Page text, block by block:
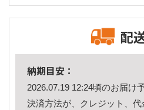
配
納期目安：
2026.07.19 12:24頃のお届け
決済方法が、クレジット、